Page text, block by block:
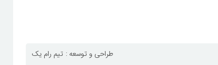
تیم رام یک طراحی و توسعه :